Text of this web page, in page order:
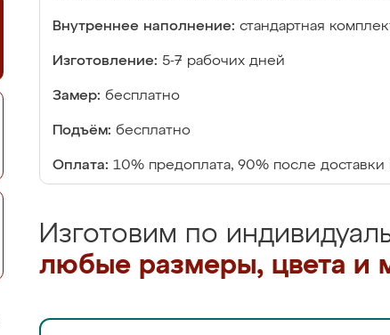
Внутреннее наполнение: стандартная
Изготовление: 5-7 рабочих дней
Замер: бесплатно
Подъём: бесплатно
Оплата: 10% предоплата, 90% после доставки
Изготовим по
любые размеры, цвета и